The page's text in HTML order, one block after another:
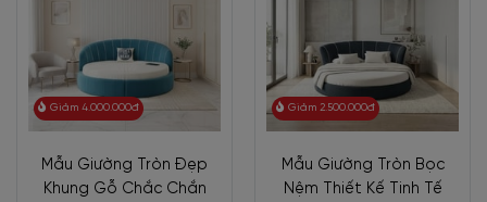
Giảm 4.000.000đ
Mẫu Giường Tròn Đẹp
Khung Gỗ Chắc Chắn
Giảm 2.500.000đ
Mẫu Giường Tròn Bọc
Nệm Thiết Kế Tinh Tế